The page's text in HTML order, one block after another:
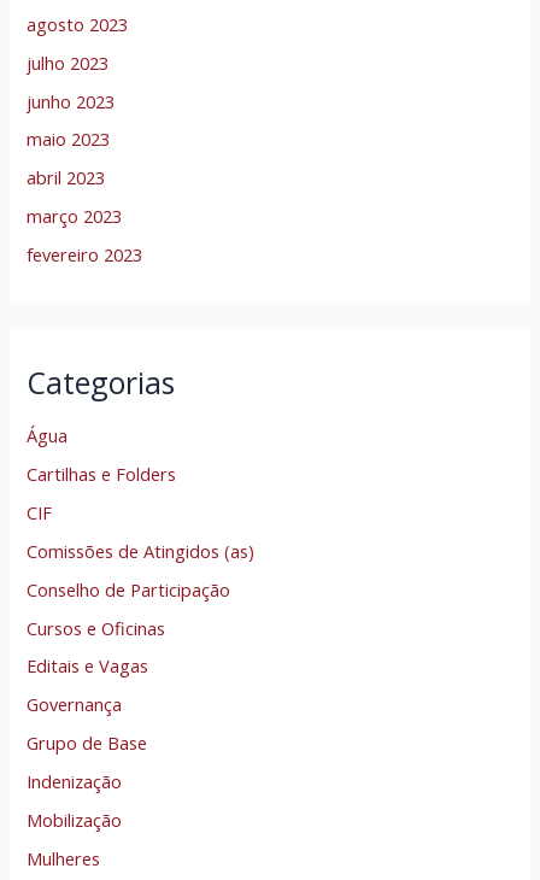
agosto 2023
julho 2023
junho 2023
maio 2023
abril 2023
março 2023
fevereiro 2023
Categorias
Água
Cartilhas e Folders
CIF
Comissões de Atingidos (as)
Conselho de Participação
Cursos e Oficinas
Editais e Vagas
Governança
Grupo de Base
Indenização
Mobilização
Mulheres